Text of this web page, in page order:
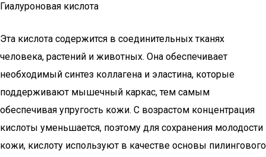
Гиалуроновая кислота
Эта кислота содержится в соединительных тканях
человека, растений и животных. Она обеспечивает
необходимый синтез коллагена и эластина, которые
поддерживают мышечный каркас, тем самым
обеспечивая упругость кожи. С возрастом концентрация
кислоты уменьшается, поэтому для сохранения молодости
кожи, кислоту используют в качестве основы пилингового